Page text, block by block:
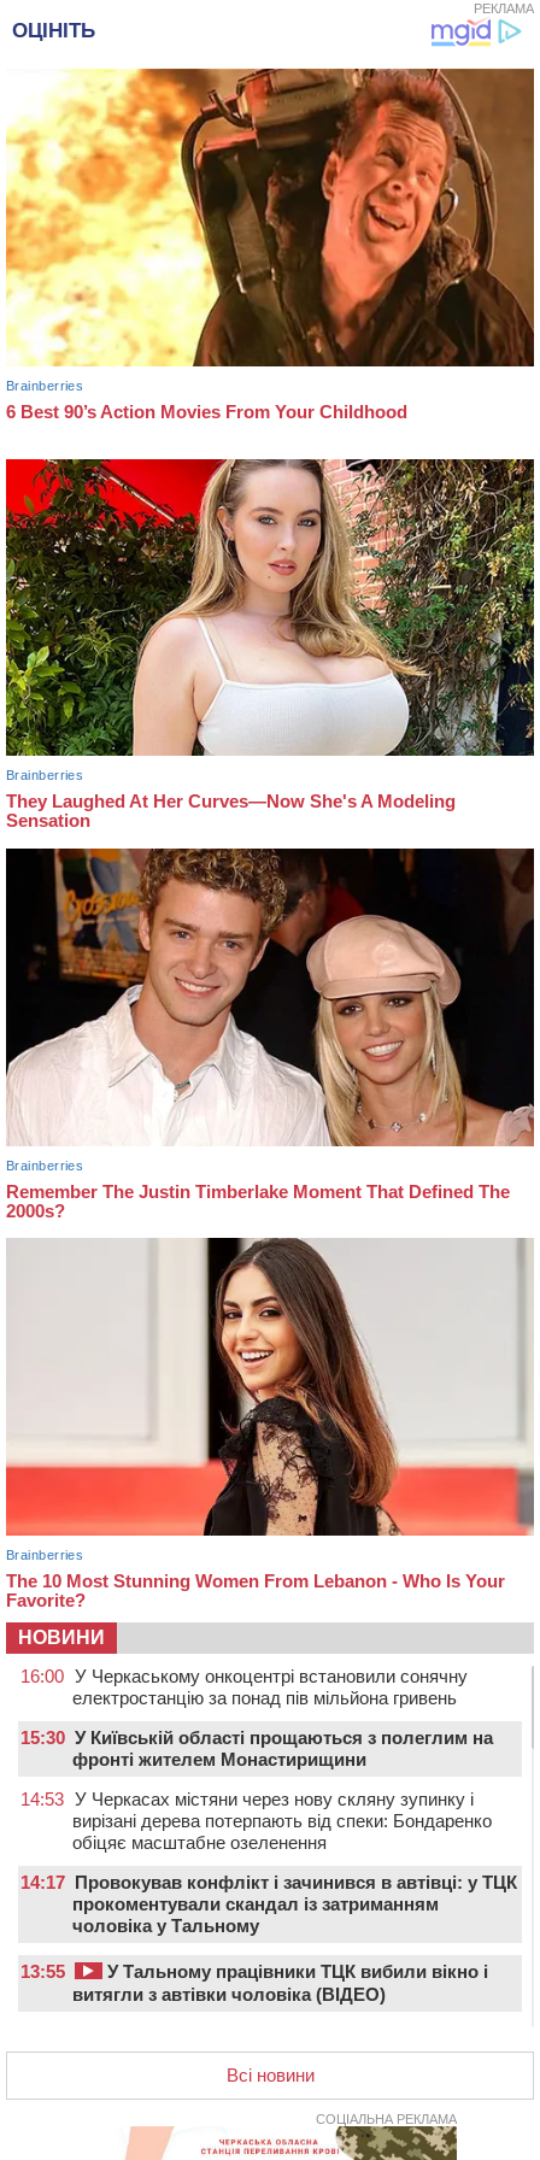
РЕКЛАМА
НОВИНИ
16:00 У Черкаському онкоцентрі встановили сонячну
електростанцію за понад пів мільйона гривень
15:30 У Київській області прощаються з полеглим на
фронті жителем Монастирищини
14:53 У Черкасах містяни через нову скляну зупинку і
вирізані дерева потерпають від спеки: Бондаренко
обіцяє масштабне озеленення
14:17 Провокував конфлікт і зачинився в автівці: у ТЦК
прокоментували скандал із затриманням
чоловіка у Тальному
13:55
У Тальному працівники ТЦК вибили вікно і
витягли з автівки чоловіка (ВІДЕО)
річного односельця
12:57 У Черкасах СБУ викрила прокремлівську
агітаторку, яка закликала до захоплення України
Всі новини
СОЦІАЛЬНА РЕКЛАМА